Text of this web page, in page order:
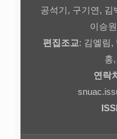
공석기, 구기연, 김
이승
편집조교: 김엘림,
홍
연락